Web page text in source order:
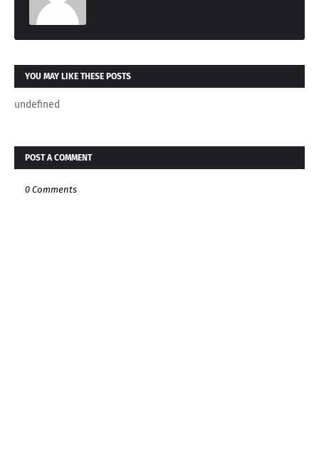
YOU MAY LIKE THESE POSTS
undefined
POST A COMMENT
0 Comments